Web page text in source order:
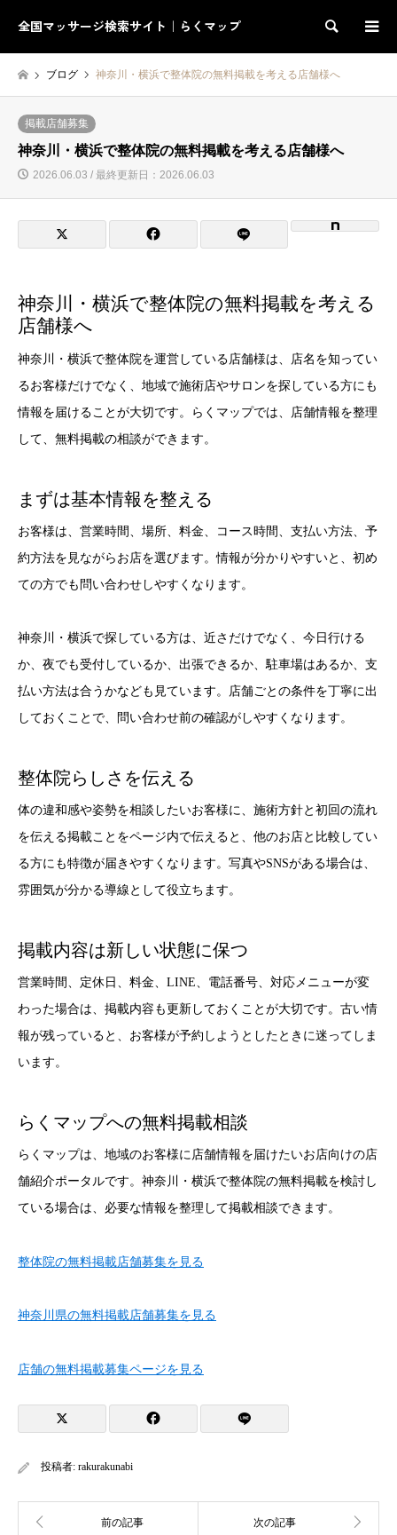
全国マッサージ検索サイト｜らくマップ 検索
ブログ 神奈川・横浜で整体院の無料掲載を考える店舗様へ
掲載店舗募集
神奈川・横浜で整体院の無料掲載を考える店舗様へ
2026.06.03 / 最終更新日：2026.06.03
神奈川・横浜で整体院の無料掲載を考える
店舗様へ
神奈川・横浜で整体院を運営している店舗様は、店名を知ってい
るお客様だけでなく、地域で施術店やサロンを探している方にも
情報を届けることが大切です。らくマップでは、店舗情報を整理
して、無料掲載の相談ができます。
まずは基本情報を整える
お客様は、営業時間、場所、料金、コース時間、支払い方法、予
約方法を見ながらお店を選びます。情報が分かりやすいと、初め
ての方でも問い合わせしやすくなります。
神奈川・横浜で探している方は、近さだけでなく、今日行ける
か、夜でも受付しているか、出張できるか、駐車場はあるか、支
払い方法は合うかなども見ています。店舗ごとの条件を丁寧に出
しておくことで、問い合わせ前の確認がしやすくなります。
整体院らしさを伝える
体の違和感や姿勢を相談したいお客様に、施術方針と初回の流れ
を伝える掲載ことをページ内で伝えると、他のお店と比較してい
る方にも特徴が届きやすくなります。写真やSNSがある場合は、
雰囲気が分かる導線として役立ちます。
掲載内容は新しい状態に保つ
営業時間、定休日、料金、LINE、電話番号、対応メニューが変
わった場合は、掲載内容も更新しておくことが大切です。古い情
報が残っていると、お客様が予約しようとしたときに迷ってしま
います。
らくマップへの無料掲載相談
らくマップは、地域のお客様に店舗情報を届けたいお店向けの店
舗紹介ポータルです。神奈川・横浜で整体院の無料掲載を検討し
ている場合は、必要な情報を整理して掲載相談できます。
整体院の無料掲載店舗募集を見る
神奈川県の無料掲載店舗募集を見る
店舗の無料掲載募集ページを見る
投稿者: rakurakunabi